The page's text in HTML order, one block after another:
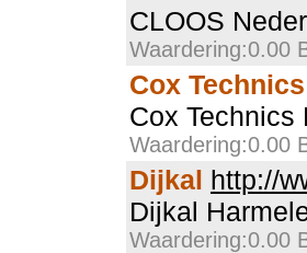
CLOOS
Waardering:0.00
Cox
Cox Technics
Waardering:0.00
Dijkal http://
Dijkal
Waardering:0.00